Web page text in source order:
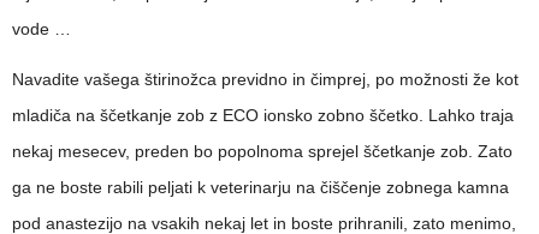
vode …
Navadite vašega štirinožca previdno in čimprej, po možnosti že kot
mladiča na ščetkanje zob z ECO ionsko zobno ščetko. Lahko traja
nekaj mesecev, preden bo popolnoma sprejel ščetkanje zob. Zato
ga ne boste rabili peljati k veterinarju na čiščenje zobnega kamna
pod anastezijo na vsakih nekaj let in boste prihranili, zato menimo,